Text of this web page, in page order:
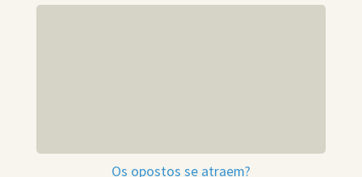
Os opostos se atraem?